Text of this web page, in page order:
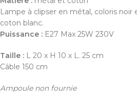
Lampe à clipser en métal, coloris noir
coton blanc.
Puissance : E27 Max 25W 230V
Taille : L 20 x H 10 x L. 25 cm
Câble 150 cm
Ampoule non fournie